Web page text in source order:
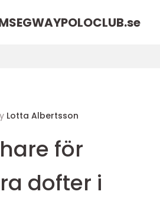
se
Lotta Albertsson
för
dofter i